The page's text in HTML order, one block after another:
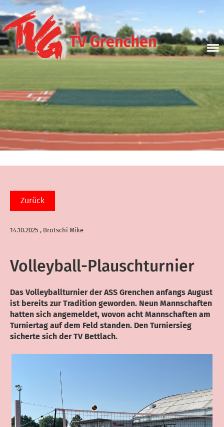
Zurück
14.10.2025 , Brotschi Mike
Volleyball-Plauschturnier
Das Volleyballturnier der ASS Grenchen anfangs August
ist bereits zur Tradition geworden. Neun Mannschaften
hatten sich angemeldet, wovon acht Mannschaften am
Turniertag auf dem Feld standen. Den Turniersieg
sicherte sich der TV Bettlach.